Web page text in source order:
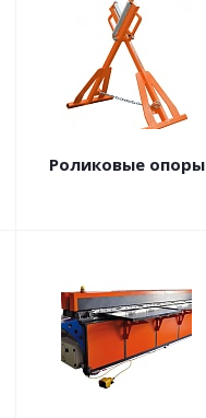
Роликовые опоры